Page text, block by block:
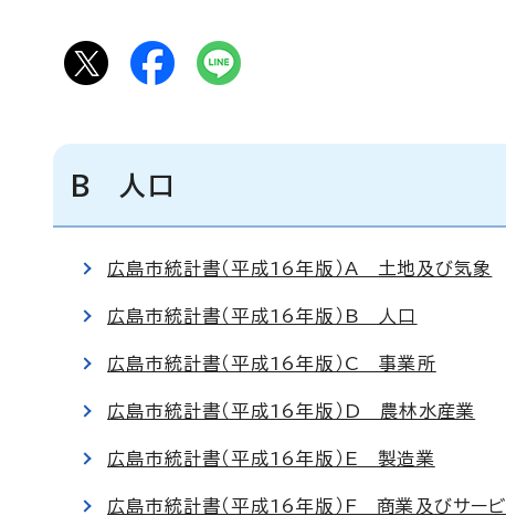
B 人口
広島市統計書（平成16年版）A 土地及び気象
広島市統計書（平成16年版）B 人口
広島市統計書（平成16年版）C 事業所
広島市統計書（平成16年版）D 農林水産業
広島市統計書（平成16年版）E 製造業
広島市統計書（平成16年版）F 商業及びサー